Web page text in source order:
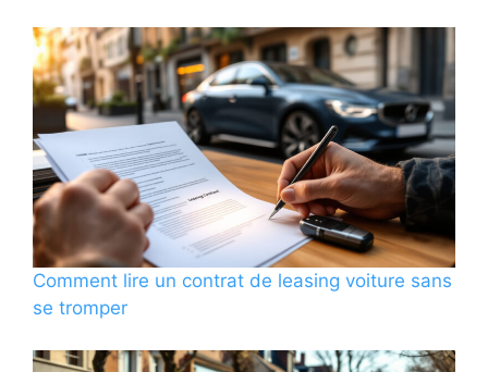
Comment lire un contrat de leasing voiture sans
se tromper